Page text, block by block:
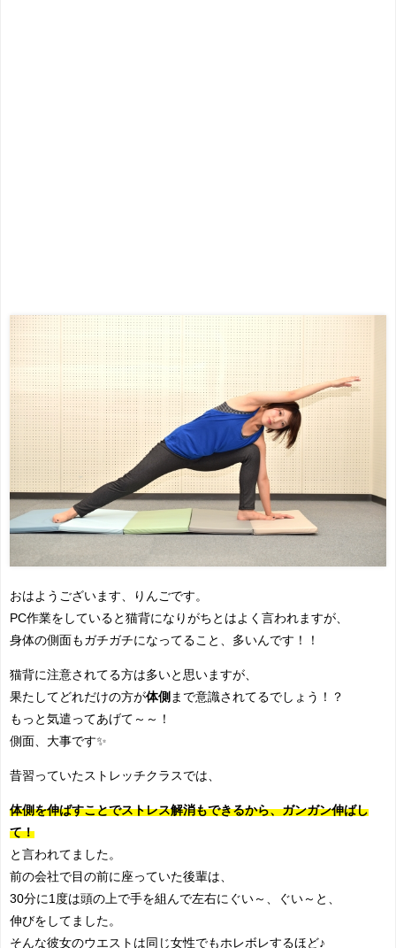
おはようございます、りんごです。
PC作業をしていると猫背になりがちとはよく言われますが、
身体の側面もガチガチになってること、多いんです！！
猫背に注意されてる方は多いと思いますが、
果たしてどれだけの方が体側 まで意識されてるでしょう！？
もっと気遣ってあげて～～！
側面、大事です✨
昔習っていたストレッチクラスでは、
体側を伸ばすことでストレス解消もできるから、ガンガン伸ばし
て！
と言われてました。
前の会社で目の前に座っていた後輩は、
30分に1度は頭の上で手を組んで左右にぐい～、ぐい～と、
伸びをしてました。
そんな彼女のウエストは同じ女性でもホレボレするほど♪